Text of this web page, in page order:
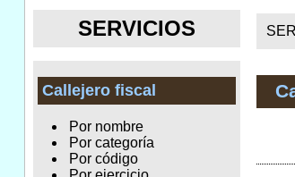
SERVICIOS
Callejero fiscal
Por nombre
Por categoría
Por código